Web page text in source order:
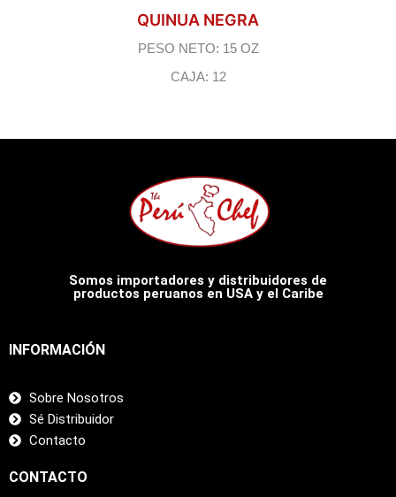
QUINUA NEGRA
PESO NETO: 15 OZ
CAJA: 12
Somos importadores y distribuidores de
productos peruanos en USA y el Caribe
INFORMACIÓN
Sobre Nosotros
Sé Distribuidor
Contacto
CONTACTO